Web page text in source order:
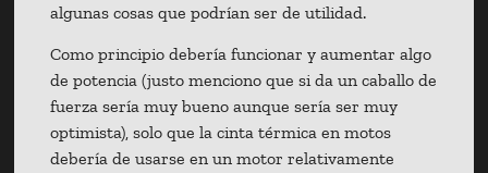
algunas cosas que podrían ser de utilidad.
Como principio debería funcionar y aumentar algo
de potencia (justo menciono que si da un caballo de
fuerza sería muy bueno aunque sería ser muy
optimista), solo que la cinta térmica en motos
debería de usarse en un motor relativamente